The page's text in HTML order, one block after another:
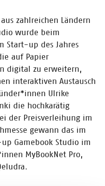
zahlreichen Ländern
wurde beim
Start-up des Jahres
auf Papier
digital zu erweitern,
interaktiven Austausch
Ulrike
die hochkarätig
der Preisverleihung im
gewann das im
Gamebook Studio im
MyBookNet Pro,
Saloon /
Pitch-
Oktober laden der Cluster
in Hessen
Buchhandels zum
CLUK
Eisbrecher in das Haus des